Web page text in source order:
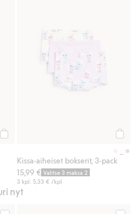
Kissa-aiheiset bokserit, 3-pack
15,99 € Valitse 3 maksa 2
3 kpl. 5,33 € /kpl
nyt